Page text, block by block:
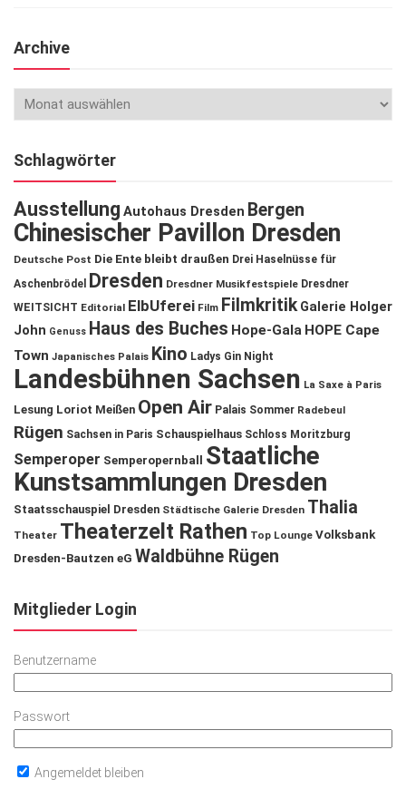
Archive
Schlagwörter
Ausstellung Autohaus Dresden Bergen
Chinesischer Pavillon Dresden
Deutsche Post Die Ente bleibt draußen Drei Haselnüsse für
Aschenbrödel
Dresden Dresdner Musikfestspiele Dresdner
WEITSICHT Editorial ElbUferei Film Filmkritik Galerie Holger
John Genuss Haus des Buches Hope-Gala HOPE Cape
Town Japanisches Palais Kino Ladys Gin Night
Landesbühnen Sachsen La Saxe à Paris
Lesung Loriot Meißen Open Air Palais Sommer Radebeul
Rügen Sachsen in Paris Schauspielhaus Schloss Moritzburg
Semperoper Semperopernball
Staatliche
Kunstsammlungen Dresden
Staatsschauspiel Dresden Städtische Galerie Dresden Thalia
Theater Theaterzelt Rathen Top Lounge Volksbank
Dresden-Bautzen eG Waldbühne Rügen
Mitglieder Login
Benutzername
Passwort
Angemeldet bleiben